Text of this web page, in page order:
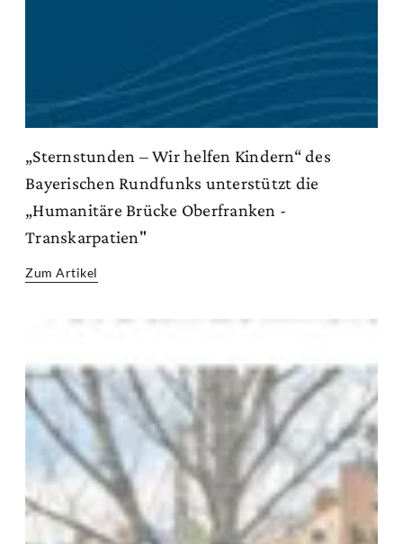
„Sternstunden – Wir helfen Kindern“ des
Bayerischen Rundfunks unterstützt die
„Humanitäre Brücke Oberfranken -
Transkarpatien"
Zum Artikel